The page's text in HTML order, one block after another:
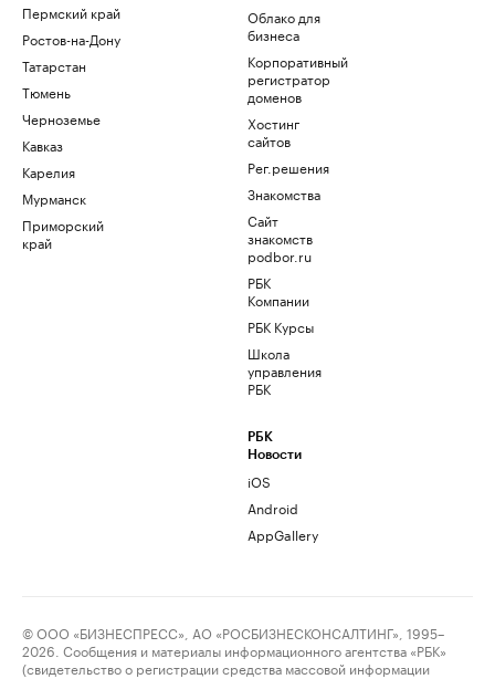
Пермский край
Ростов-на-Дону
Татарстан
Тюмень
Черноземье
Кавказ
Карелия
Мурманск
Приморский
край
Облако для
бизнеса
Корпоративный
регистратор
доменов
Хостинг
сайтов
Рег.решения
Знакомства
Сайт
знакомств
podbor.ru
РБК
Компании
РБК Курсы
Школа
управления
РБК
РБК
Новости
iOS
Android
AppGallery
© ООО «БИЗНЕСПРЕСС», АО «РОСБИЗНЕСКОНСАЛТИНГ», 1995–
2026. Сообщения и материалы информационного агентства «РБК»
(свидетельство о регистрации средства массовой информации